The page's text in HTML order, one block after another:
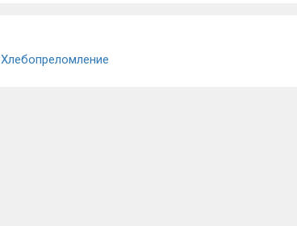
Хлебопреломление